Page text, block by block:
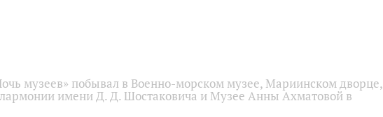
музеев» побывал в Военно-морском музее, Мариинском дворце,
имени Д. Д. Шостаковича и Музее Анны Ахматовой в